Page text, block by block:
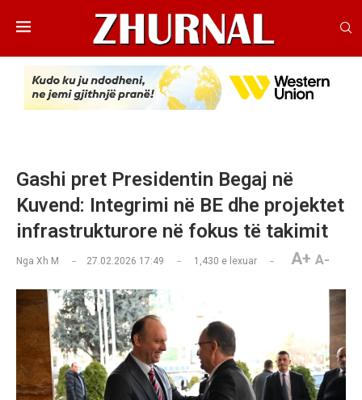
Gashi pret Presidentin Begaj në
Kuvend: Integrimi në BE dhe projektet
infrastrukturore në fokus të takimit
Nga Xh M 27.02.2026 17:49 1,430 e lexuar A+ A-